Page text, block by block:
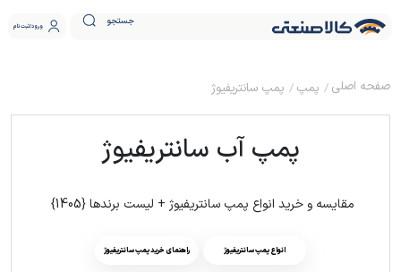
جستجو ورود ثبت نام
پمپ پمپ سانتریفیوژ
پمپ آب سانتریفیوژ
مقایسه و خرید انواع پمپ سانتریفیوژ + لیست برندها {1405}
انواع پمپ سانتریفیوژ راهنمای خرید پمپ سانتریفیوژ